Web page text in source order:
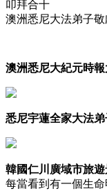
叩拜合十
澳洲悉尼大法弟子敬
澳洲悉尼大紀元時
悉尼宇蓮全家大法
韓國仁川廣域市旅
每當看到有一個生